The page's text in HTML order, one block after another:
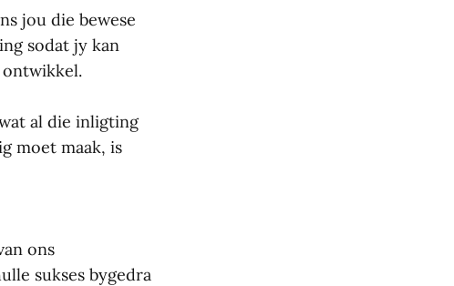
jou die bewese
sodat jy kan
al die inligting
moet maak, is
ons
sukses bygedra